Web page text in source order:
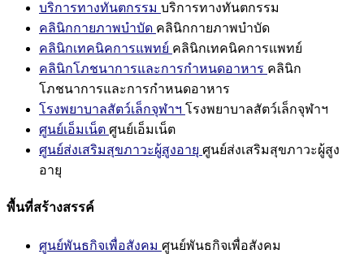
บริการทางทันตกรรม บริการทางทันตกรรม
คลินิกกายภาพบำบัด คลินิกกายภาพบำบัด
คลินิกเทคนิคการแพทย์ คลินิกเทคนิคการแพทย์
คลินิกโภชนาการและการกำหนดอาหาร คลินิก
โภชนาการและการกำหนดอาหาร
โรงพยาบาลสัตว์เล็กจุฬาฯ โรงพยาบาลสัตว์เล็กจุฬาฯ
ศูนย์เอ็มเน็ต ศูนย์เอ็มเน็ต
ศูนย์ส่งเสริมสุขภาวะผู้สูงอายุ ศูนย์ส่งเสริมสุขภาวะผู้สูง
อายุ
พื้นที่สร้างสรรค์
ศูนย์พันธกิจเพื่อสังคม ศูนย์พันธกิจเพื่อสังคม